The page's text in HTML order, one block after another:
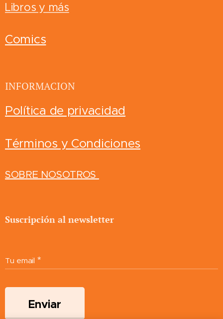
Libros y más
Comics
INFORMACION
Política de privacidad
Términos y Condiciones
SOBRE NOSOTROS
Suscripción al newsletter
Tu email
Enviar